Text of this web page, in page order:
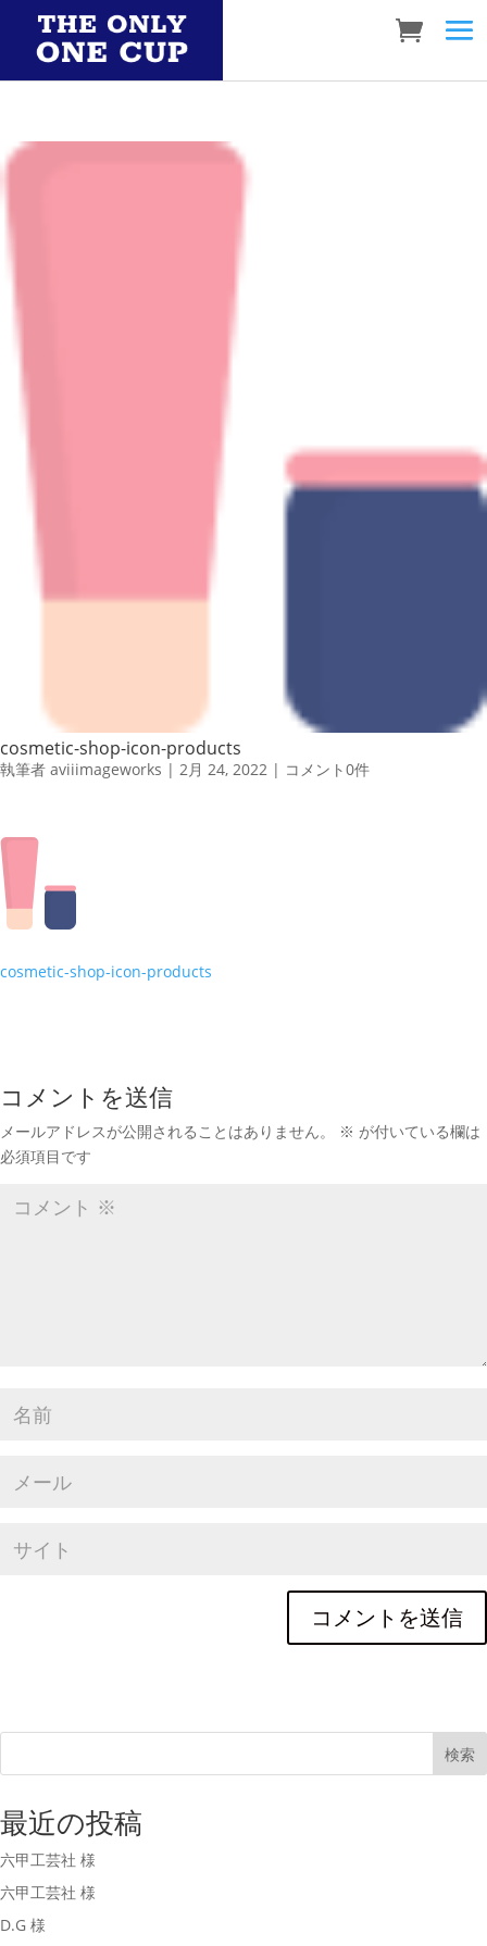
cosmetic-shop-icon-products
執筆者 aviiimageworks | 2月 24, 2022 | コメント0件
cosmetic-shop-icon-products
コメントを送信
メールアドレスが公開されることはありません。 ※ が付いている欄は
必須項目です
検索
最近の投稿
六甲工芸社 様
六甲工芸社 様
D.G 様